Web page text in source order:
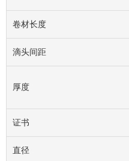
卷材长度
滴头间距
厚度
证书
直径